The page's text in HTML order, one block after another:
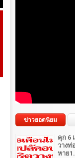
ข่าวยอดนิยม
คุก 6
วางท่
หาย